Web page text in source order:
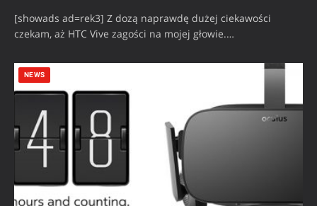
[showads ad=rek3] Z dozą naprawdę dużej ciekawości
czekam, aż HTC Vive zagości na mojej głowie.…
NEWS